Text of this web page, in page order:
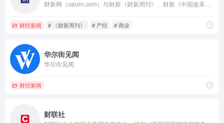
财经新闻 # 《财新周刊》 # 产经 # 商业
华尔街见闻
华尔街见闻
财经新闻
财联社